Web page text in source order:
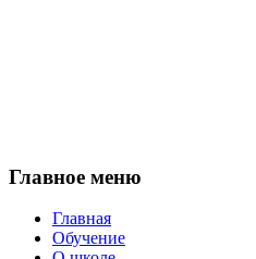
Главное меню
Главная
Обучение